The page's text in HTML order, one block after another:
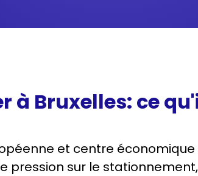
à Bruxelles: ce
et centre économique
pression sur le